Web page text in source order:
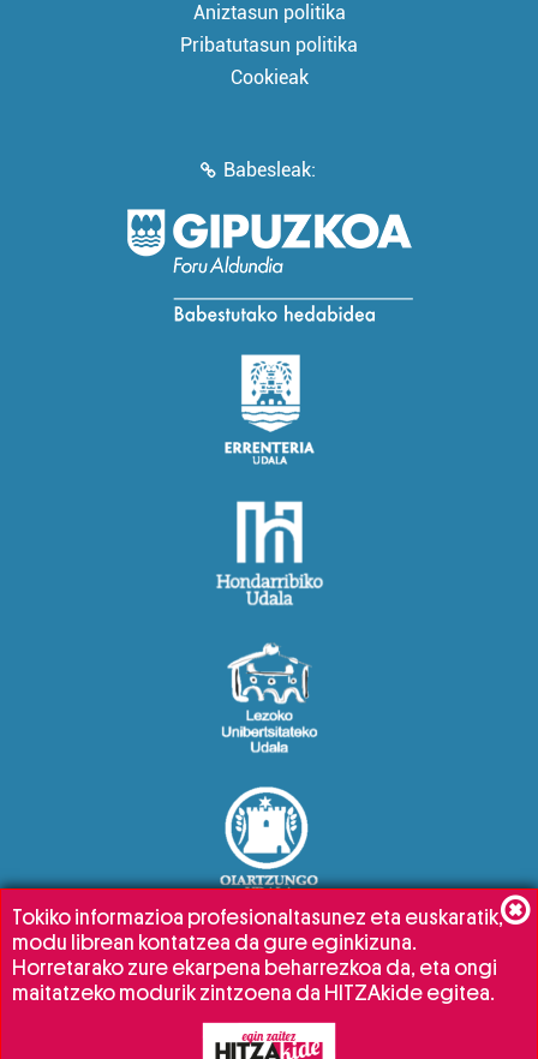
Aniztasun politika
Pribatutasun politika
Cookieak
Babesleak:
Tokiko informazioa profesionaltasunez eta euskaratik,
modu librean kontatzea da gure eginkizuna.
Horretarako zure ekarpena beharrezkoa da, eta ongi
maitatzeko modurik zintzoena da HITZAkide egitea.